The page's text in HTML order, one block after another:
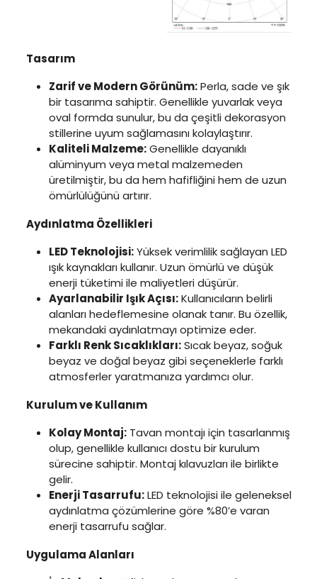
Tasarım
Zarif ve Modern Görünüm:Perla, sade ve şık
bir tasarıma sahiptir. Genellikle yuvarlak veya
oval formda sunulur, bu da çeşitli dekorasyon
stillerine uyum sağlamasını kolaylaştırır.
Kaliteli Malzeme:Genellikle dayanıklı
alüminyum veya metal malzemeden
üretilmiştir, bu da hem hafifliğini hem de uzun
ömürlülüğünü artırır.
Aydınlatma Özellikleri
LED Teknolojisi:Yüksek verimlilik sağlayan LED
ışık kaynakları kullanır. Uzun ömürlü ve düşük
enerji tüketimi ile maliyetleri düşürür.
Ayarlanabilir Işık Açısı:Kullanıcıların belirli
alanları hedeflemesine olanak tanır. Bu özellik,
mekandaki aydınlatmayı optimize eder.
Farklı Renk Sıcaklıkları:Sıcak beyaz, soğuk
beyaz ve doğal beyaz gibi seçeneklerle farklı
atmosferler yaratmanıza yardımcı olur.
Kurulum ve Kullanım
Kolay Montaj:Tavan montajı için tasarlanmış
olup, genellikle kullanıcı dostu bir kurulum
sürecine sahiptir. Montaj kılavuzları ile birlikte
gelir.
Enerji Tasarrufu:LED teknolojisi ile geleneksel
aydınlatma çözümlerine göre %80’e varan
enerji tasarrufu sağlar.
Uygulama Alanları